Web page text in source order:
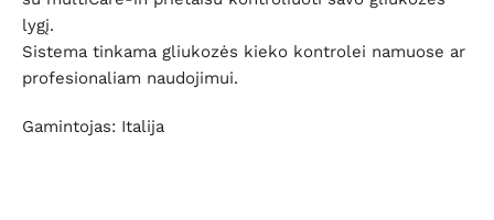
lygį.
Sistema tinkama gliukozės kieko kontrolei namuose ar
profesionaliam naudojimui.
Gamintojas: Italija